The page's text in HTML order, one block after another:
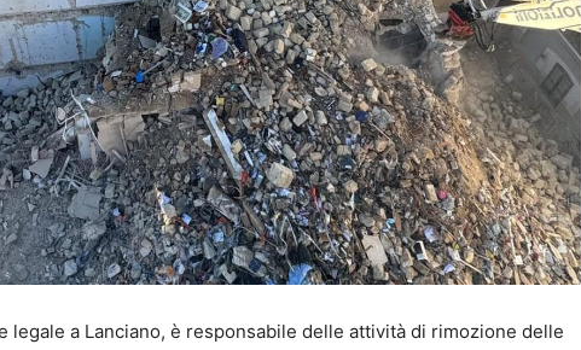
legale a Lanciano, è responsabile delle attività di rimozione delle